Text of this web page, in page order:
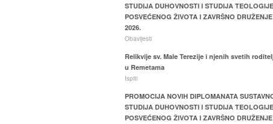
STUDIJA DUHOVNOSTI I STUDIJA TEOLOGIJE
POSVEĆENOG ŽIVOTA I ZAVRŠNO DRUŽENJE
2026.
Obavijesti
Relikvije sv. Male Terezije i njenih svetih
u Remetama
Ispiti
PROMOCIJA NOVIH DIPLOMANATA
STUDIJA DUHOVNOSTI I STUDIJA TEOLOGIJE
POSVEĆENOG ŽIVOTA I ZAVRŠNO DRUŽENJE